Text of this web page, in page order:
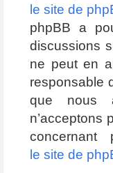
le site de
phpBB a
discussions
ne peut en
responsable
que nous
n’acceptons
concernant
le site de